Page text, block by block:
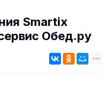
Smartix
Обед.ру